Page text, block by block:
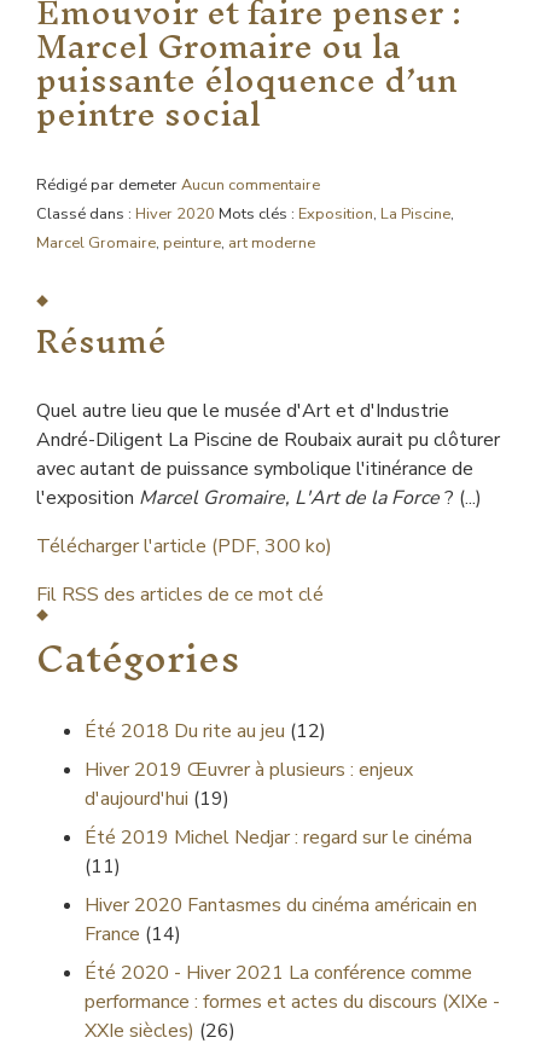
Marcel Gromaire ou la
puissante éloquence d’un
peintre social
Rédigé par demeterAucun commentaire
Classé dans : Hiver 2020 Mots clés : Exposition, La Piscine,
Marcel Gromaire, peinture, art moderne
Résumé
Quel autre lieu que le musée d'Art et d'Industrie
André-Diligent La Piscine de Roubaix aurait pu clôturer
avec autant de puissance symbolique l'itinérance de
l'exposition Marcel Gromaire, L'Art de la Force? (...)
Télécharger l'article (PDF, 300 ko)
Fil RSS des articles de ce mot clé
Catégories
Été 2018 Du rite au jeu (12)
Hiver 2019 Œuvrer à plusieurs : enjeux
d'aujourd'hui (19)
Été 2019 Michel Nedjar : regard sur le cinéma
(11)
Hiver 2020 Fantasmes du cinéma américain en
France (14)
Été 2020 - Hiver 2021 La conférence comme
performance : formes et actes du discours (XIXe -
XXIe siècles) (26)